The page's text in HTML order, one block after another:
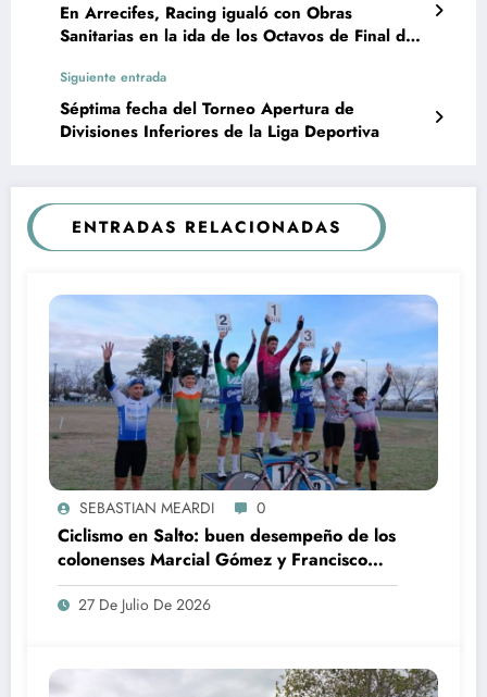
En Arrecifes, Racing igualó con Obras
Sanitarias en la ida de los Octavos de Final del
Siguiente entrada
Séptima fecha del Torneo Apertura de
Divisiones Inferiores de la Liga Deportiva
ENTRADAS RELACIONADAS
SEBASTIAN MEARDI 0
Ciclismo en Salto: buen desempeño de los
colonenses Marcial Gómez y Francisco
Arias
27 De Julio De 2026